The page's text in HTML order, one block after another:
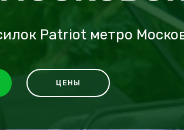
Patriot метро
ЦЕНЫ